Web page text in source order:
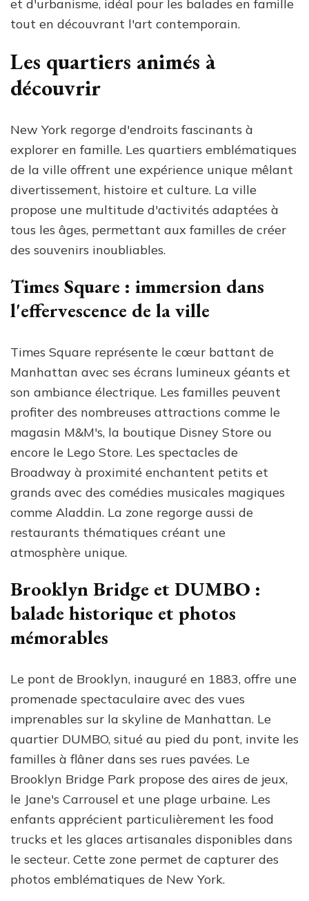
et d'urbanisme, idéal pour les balades en famille
tout en découvrant l'art contemporain.
Les quartiers animés à
découvrir
New York regorge d'endroits fascinants à
explorer en famille. Les quartiers emblématiques
de la ville offrent une expérience unique mêlant
divertissement, histoire et culture. La ville
propose une multitude d'activités adaptées à
tous les âges, permettant aux familles de créer
des souvenirs inoubliables.
Times Square : immersion dans
l'effervescence de la ville
Times Square représente le cœur battant de
Manhattan avec ses écrans lumineux géants et
son ambiance électrique. Les familles peuvent
profiter des nombreuses attractions comme le
magasin M&M's, la boutique Disney Store ou
encore le Lego Store. Les spectacles de
Broadway à proximité enchantent petits et
grands avec des comédies musicales magiques
comme Aladdin. La zone regorge aussi de
restaurants thématiques créant une
atmosphère unique.
Brooklyn Bridge et DUMBO :
balade historique et photos
mémorables
Le pont de Brooklyn, inauguré en 1883, offre une
promenade spectaculaire avec des vues
imprenables sur la skyline de Manhattan. Le
quartier DUMBO, situé au pied du pont, invite les
familles à flâner dans ses rues pavées. Le
Brooklyn Bridge Park propose des aires de jeux,
le Jane's Carrousel et une plage urbaine. Les
enfants apprécient particulièrement les food
trucks et les glaces artisanales disponibles dans
le secteur. Cette zone permet de capturer des
photos emblématiques de New York.